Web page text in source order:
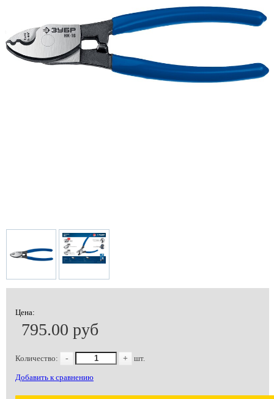
Цена:
795.00 руб
Количество: - + шт.
Добавить к сравнению